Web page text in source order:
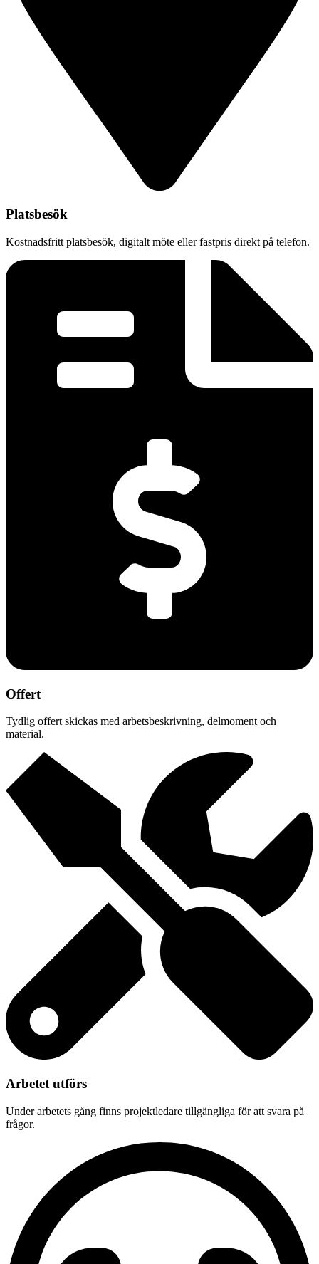
Platsbesök
Kostnadsfritt platsbesök, digitalt möte eller fastpris direkt på telefon.
Offert
Tydlig offert skickas med arbetsbeskrivning, delmoment och
material.
Arbetet utförs
Under arbetets gång finns projektledare tillgängliga för att svara på
frågor.